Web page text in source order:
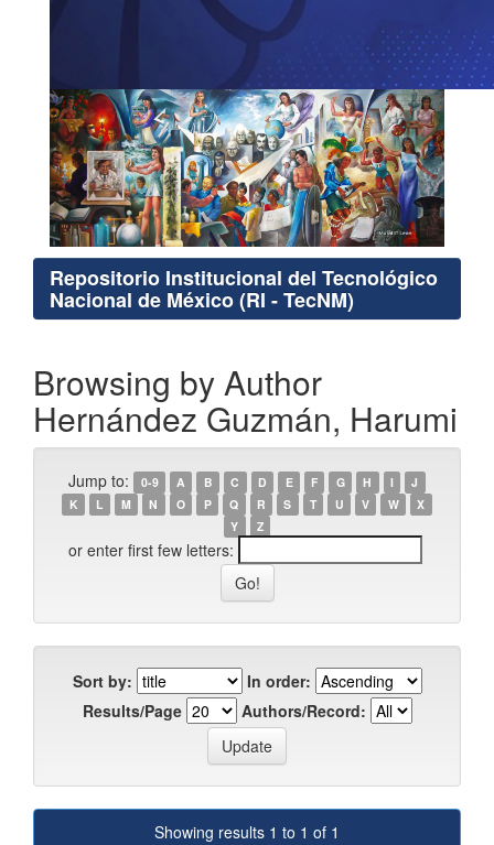
Repositorio Institucional del Tecnológico
Nacional de México (RI - TecNM)
Browsing by Author
Hernández Guzmán, Harumi
Jump to: 0-9 A B C D E F G H I
J
K
L M N O P Q R S T U V W
X
Y
Z
or enter first few letters:
Sort by:
In order:
Results/Page
Authors/Record:
Showing results 1 to 1 of 1